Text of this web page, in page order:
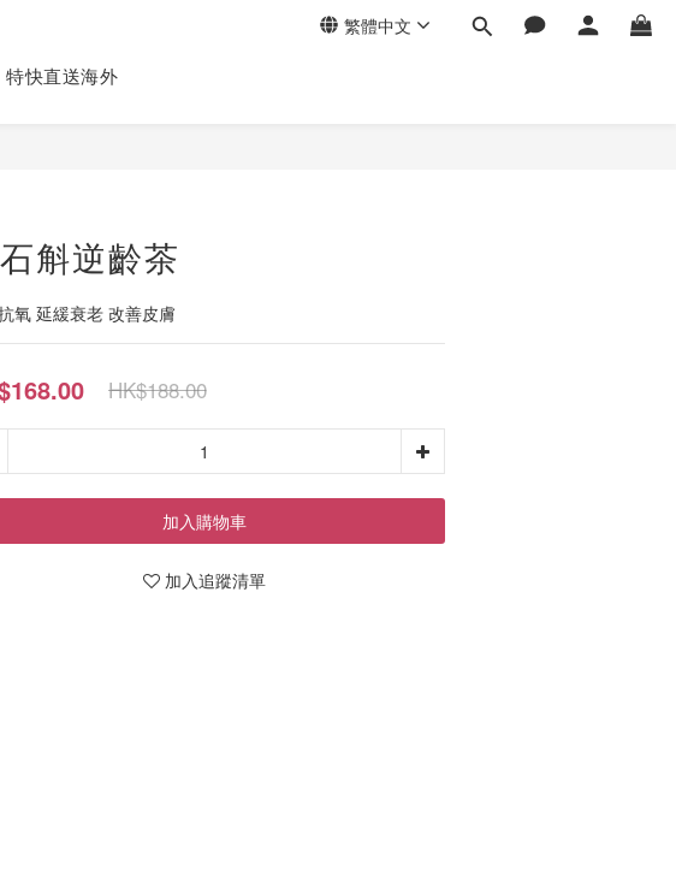
繁體中文
特快直送海外
斛逆齡茶
氧 延緩衰老 改善皮膚
HK$188.00
加入購物車
加入追蹤清單